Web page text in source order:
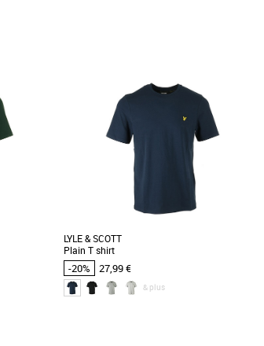
LYLE & SCOTT
Plain T shirt
-20% 27,99 €
& plus